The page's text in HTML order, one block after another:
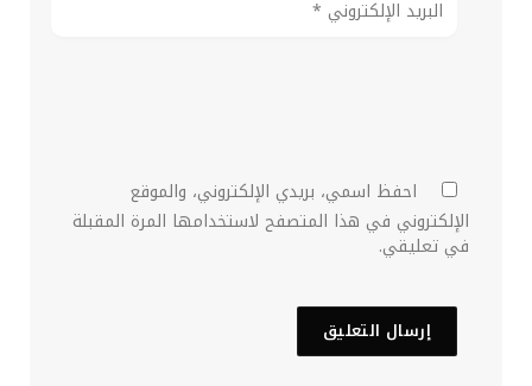
احفظ اسمي، بريدي الإلكتروني، والموقع
الإلكتروني في هذا المتصفح لاستخدامها المرة المقبلة
في تعليقي.